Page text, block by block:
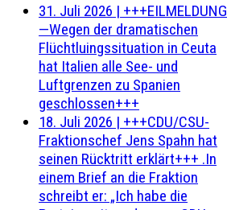
31. Juli 2026 | +++EILMELDUNG
—Wegen der dramatischen
Flüchtluingssituation in Ceuta
hat Italien alle See- und
Luftgrenzen zu Spanien
geschlossen+++
18. Juli 2026 | +++CDU/CSU-
Fraktionschef Jens Spahn hat
seinen Rücktritt erklärt+++ .In
einem Brief an die Fraktion
schreibt er: „Ich habe die